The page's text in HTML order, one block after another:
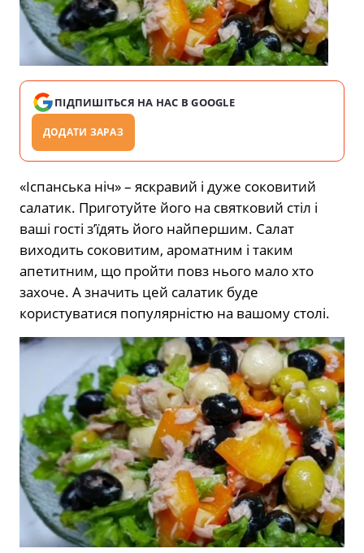
ПІДПИШІТЬСЯ НА НАС В GOOGLE
ДОДАТИ ЗАРАЗ
«Іспанська ніч» – яскравий і дуже соковитий
салатик. Приготуйте його на святковий стіл і
ваші гості з’їдять його найпершим. Салат
виходить соковитим, ароматним і таким
апетитним, що пройти повз нього мало хто
захоче. А значить цей салатик буде
користуватися популярністю на вашому столі.